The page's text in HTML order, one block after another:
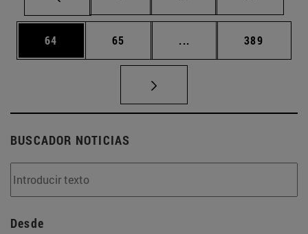
Página
64 Página
65 ... Páginas intermedias
Página
389
BUSCADOR NOTICIAS
Desde